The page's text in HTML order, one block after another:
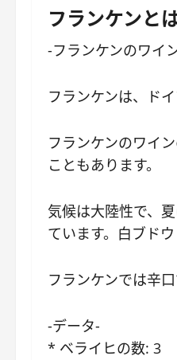
フランケンとは
-フランケンのワイ
フランケンは、ド
フランケンのワイ
こともあります。
気候は大陸性で、
ています。白ブド
フランケンでは辛
-データ-
* ベライヒの数: 3